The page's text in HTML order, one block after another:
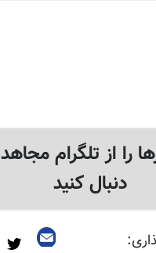
را از تلگرام مجاهد
دنبال کنید